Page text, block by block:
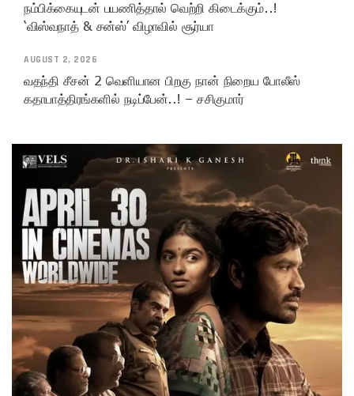
நம்பிக்கையுடன் பயணித்தால் வெற்றி கிடைக்கும்..!
‘விஸ்வநாத் & சன்ஸ்’ விழாவில் சூர்யா
AUGUST 2, 2026
வதந்தி சீசன் 2 வெளியான பிறகு நான் நிறைய போலீஸ்
கதாபாத்திரங்களில் நடிப்பேன்..! – சசிகுமார்